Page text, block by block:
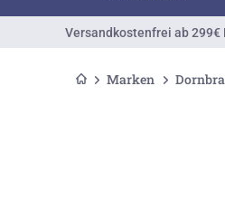
Versandkostenfrei ab 299€
Marken